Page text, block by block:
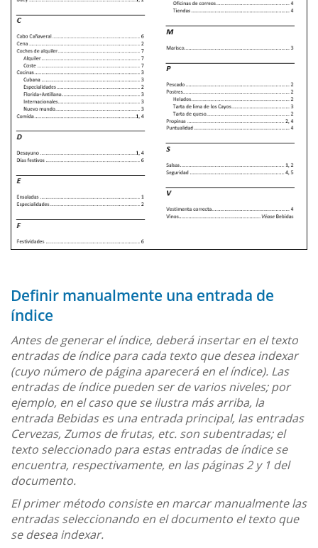
Definir manualmente una entrada de
índice
Antes de generar el índice, deberá insertar en el texto
entradas de índice para cada texto que desea indexar
(cuyo número de página aparecerá en el índice). Las
entradas de índice pueden ser de varios niveles; por
ejemplo, en el caso que se ilustra más arriba, la
entrada Bebidas es una entrada principal, las entradas
Cervezas, Zumos de frutas, etc. son subentradas; el
texto seleccionado para estas entradas de índice se
encuentra, respectivamente, en las páginas 2 y 1 del
documento.
El primer método consiste en marcar manualmente las
entradas seleccionando en el documento el texto que
se desea indexar.